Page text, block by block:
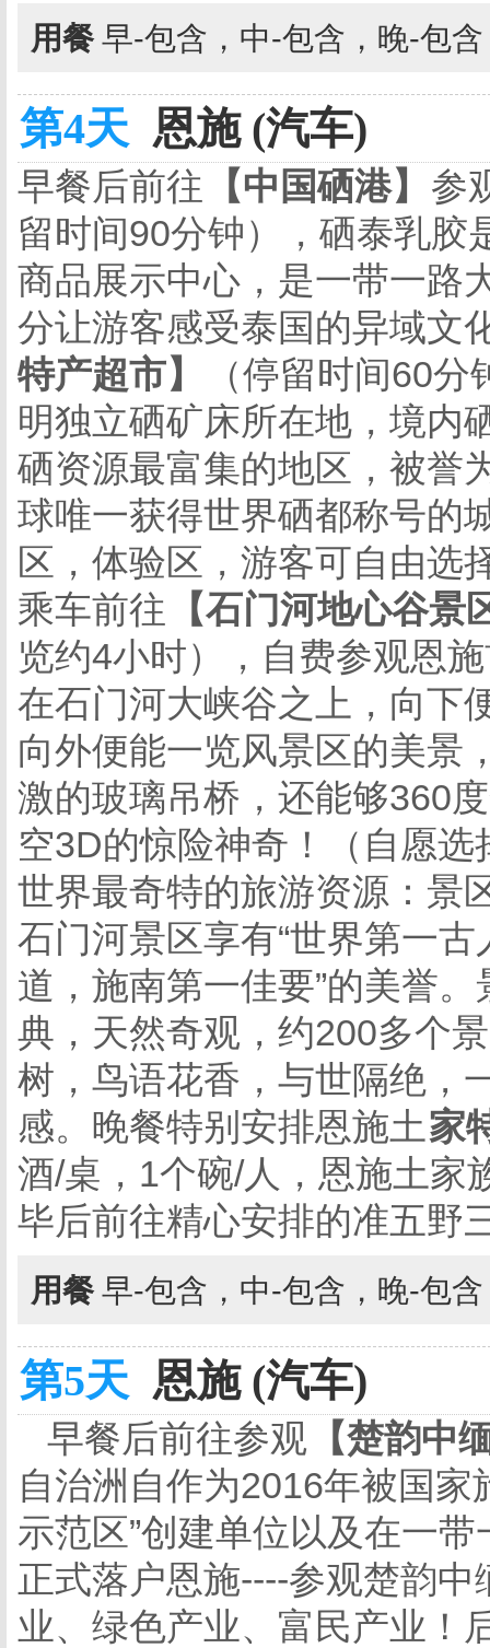
用餐 早-包含，中-包含，晚-包
第4天 恩施 (汽车)
早餐后前往 【中国硒港】 参
留时间90分钟），硒泰乳胶
商品展示中心，是一带一路
分让游客感受泰国的异域文
特产超市】
（停留时间60分
明独立硒矿床所在地，境内
硒资源最富集的地区，被誉
球唯一获得世界硒都称号的
区，体验区，游客可自由选
乘车前往
【石门河地心谷景
览约4小时），自费参观恩
在石门河大峡谷之上，向下
向外便能一览风景区的美景
激的玻璃吊桥，还能够360
空3D的惊险神奇！（自愿选
世界最奇特的旅游资源：景
石门河景区享有“世界第一
道，施南第一佳要”的美誉
典，天然奇观，约200多个
树，鸟语花香，与世隔绝，
感。晚餐特别安排恩施土家
酒/桌，1个碗/人，恩施土家
毕后前往精心安排的准五野
用餐 早-包含，中-包含，晚-包
第5天 恩施 (汽车)
早餐后前往参观 【楚韵中
自治洲自作为2016年被国家
示范区”创建单位以及在一
正式落户恩施----参观楚韵
业、绿色产业、富民产业！